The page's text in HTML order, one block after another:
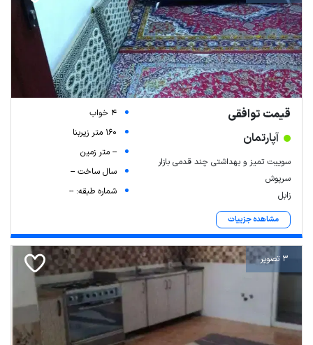
| Map data ©ariamarz.com
قیمت توافقی
آپارتمان
سوییت تمیز و بهداشتی چند قدمی بازار
سرپوش
زابل
مشاهده جزییات
4 خواب
160 متر زیربنا
-- متر زمین
سال ساخت --
شماره طبقه: --
3 تصویر